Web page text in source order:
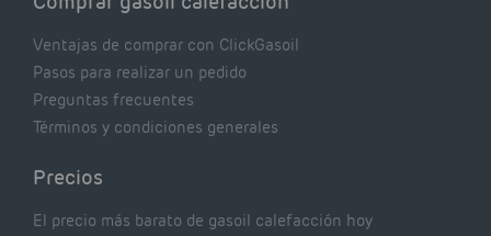
Ventajas de comprar con ClickGasoil
Pasos para realizar un pedido
Preguntas frecuentes
Términos y condiciones generales
Precios
El precio más barato de gasoil calefacción hoy